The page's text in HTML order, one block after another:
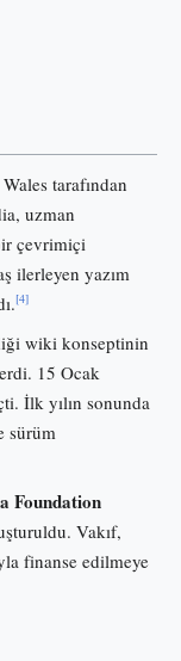
tarafından
uzman
çevrimiçi
ilerleyen yazım
[4]
wiki konseptinin
15 Ocak
İlk yılın sonunda
sürüm
Foundation
Vakıf,
finanse edilmeye